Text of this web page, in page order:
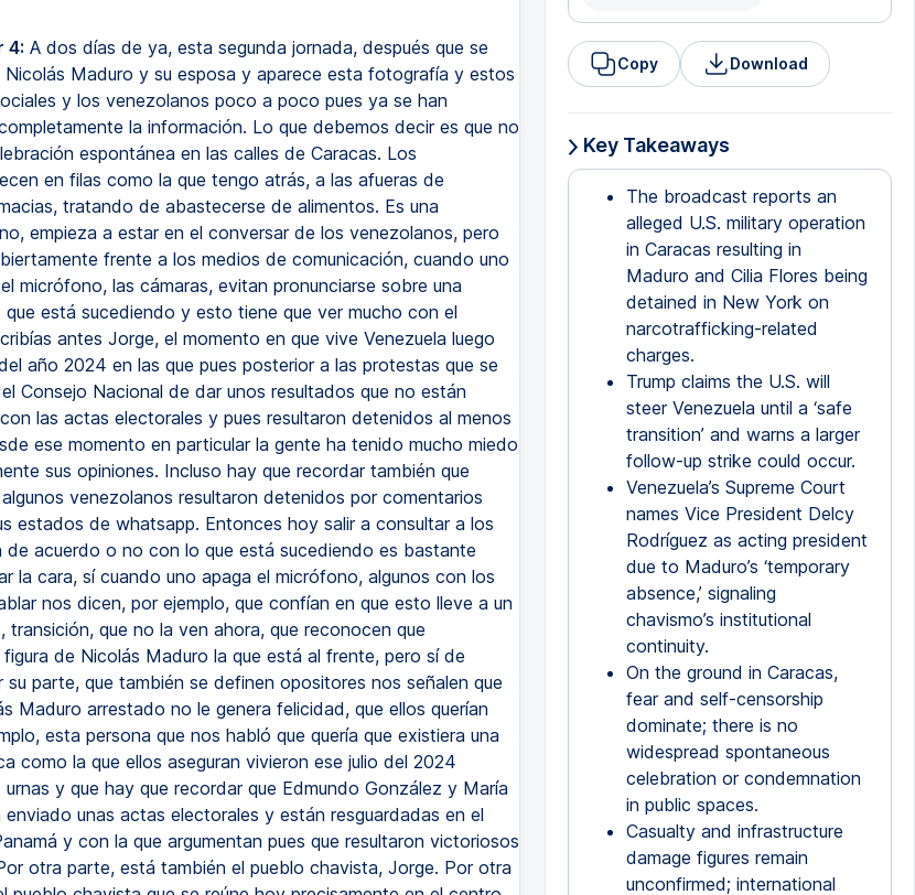
4: A dos días de ya, esta segunda jornada, después que se
Maduro y su esposa y aparece esta fotografía y estos
y los venezolanos poco a poco pues ya se han
la información. Lo que debemos decir es que no
espontánea en las calles de Caracas. Los
en filas como la que tengo atrás, a las afueras de
tratando de abastecerse de alimentos. Es una
empieza a estar en el conversar de los venezolanos, pero
frente a los medios de comunicación, cuando uno
micrófono, las cámaras, evitan pronunciarse sobre una
está sucediendo y esto tiene que ver mucho con el
antes Jorge, el momento en que vive Venezuela luego
año 2024 en las que pues posterior a las protestas que se
Consejo Nacional de dar unos resultados que no están
las actas electorales y pues resultaron detenidos al menos
ese momento en particular la gente ha tenido mucho miedo
sus opiniones. Incluso hay que recordar también que
venezolanos resultaron detenidos por comentarios
estados de whatsapp. Entonces hoy salir a consultar a los
de acuerdo o no con lo que está sucediendo es bastante
la cara, sí cuando uno apaga el micrófono, algunos con los
nos dicen, por ejemplo, que confían en que esto lleve a un
transición, que no la ven ahora, que reconocen que
de Nicolás Maduro la que está al frente, pero sí de
su parte, que también se definen opositores nos señalen que
Maduro arrestado no le genera felicidad, que ellos querían
esta persona que nos habló que quería que existiera una
como la que ellos aseguran vivieron ese julio del 2024
y que hay que recordar que Edmundo González y María
unas actas electorales y están resguardadas en el
y con la que argumentan pues que resultaron victoriosos
otra parte, está también el pueblo chavista, Jorge. Por otra
Copy Download
Key Takeaways
The broadcast reports an
alleged U.S. military operation
in Caracas resulting in
Maduro and Cilia Flores being
detained in New York on
narcotrafficking-related
charges.
Trump claims the U.S. will
steer Venezuela until a ‘safe
transition’ and warns a larger
follow-up strike could occur.
Venezuela’s Supreme Court
names Vice President Delcy
Rodríguez as acting president
due to Maduro’s ‘temporary
absence,’ signaling
chavismo’s institutional
continuity.
On the ground in Caracas,
fear and self-censorship
dominate; there is no
widespread spontaneous
celebration or condemnation
in public spaces.
Casualty and infrastructure
damage figures remain
unconfirmed; international